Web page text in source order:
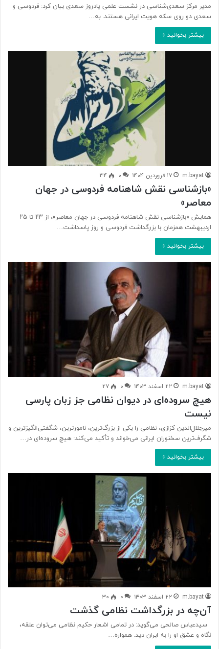
مدیر مرکز سعدی‌شناسی در نشست علمی یادروز سعدی بیان کرد: فردوسی و
سعدی دو روی سکه هویت ایرانی هستند. به…
بیشتر بخوانید »
m.bayat ۱۷ فروردین ۱۴۰۴ ۰ ۳۴
«بازشناسی نقش شاهنامه فردوسی در جهان
معاصر»
همایش «بازشناسی نقش شاهنامه فردوسی در جهان معاصر»، از ۲۳ تا ۲۵
اردیبهشت همزمان با بزرگداشت فردوسی و روز پاسداشت…
بیشتر بخوانید »
m.bayat ۲۲ اسفند ۱۴۰۳ ۰ ۲۷
هیچ سروده‌ای در دیوان نظامی جز زبان پارسی
نیست
میرجلال‌الدین کزازی، نظامی را یکی از بزرگ‌ترین، نامورترین، شگفتی‌انگیزترین و
شگرف‌ترین سخنوران ایرانی می‌خواند و تأکید می‌کند: هیچ سروده‌ای در…
بیشتر بخوانید »
m.bayat ۲۲ اسفند ۱۴۰۳ ۰ ۳۰
آن‌چه در بزرگداشت نظامی گذشت
سیدعباس صالحی می‌گوید: در تمامی اشعار حکیم نظامی می‌توان علقه،
نگاه و عشق او را به ایران دید. همواره…